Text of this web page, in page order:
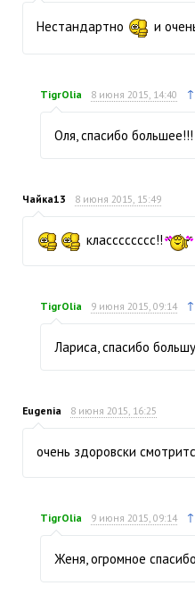
Нестандартно и
TigrOlia 8 июня 2015, 14:40 ↑
Оля, спасибо большее!!!
Чайка13 8 июня 2015, 15:49
класссссссс!!
TigrOlia 9 июня 2015, 09:14 ↑
Лариса, спасибо
Eugenia 8 июня 2015, 16:25
очень здоровски
TigrOlia 9 июня 2015, 09:14 ↑
Женя, огромное